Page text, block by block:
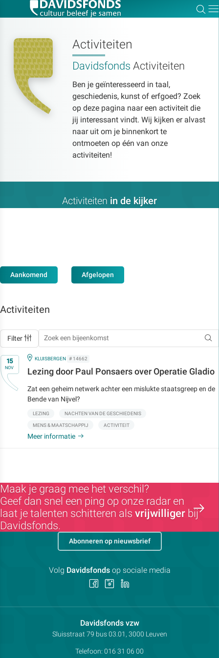
Activiteiten
Davidsfonds Activiteiten
Ben je geïnteresseerd in taal,
geschiedenis, kunst of erfgoed? Zoek
op deze pagina naar een activiteit die
jij interessant vindt. Wij kijken er alvast
naar uit om je binnenkort te
ontmoeten op één van onze
activiteiten!
Activiteiten in de kijker
Aankomend Afgelopen
Activiteiten
Filter
Op15
NOV
IN
KLUISBERGEN # 14662
Lezing door Paul Ponsaers over Operatie Gladio
Zat een geheim netwerk achter een mislukte staatsgreep en de
Bende van Nijvel?
LEZING NACHTEN VAN DE GESCHIEDENIS
MENS & MAATSCHAPPIJ ACTIVITEIT
Meer informatie
Maak je graag mee het verschil?
Geef dan snel een ping op onze radar en
laat je talenten schitteren als vrijwilliger bij
Davidsfonds.
Davidsfonds vzwContactpersoon:
Adres:
Sluisstraat 79 bus 03.01, 3000 Leuven
Telefoon: 016 31 06 00
Abonneren op nieuwsbrief
Volg Davidsfondsop sociale media
Volg Volg
Zoek:
Zoeken